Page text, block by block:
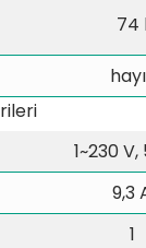
74
1~230
9,3
1